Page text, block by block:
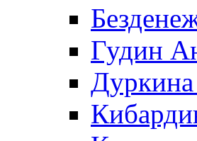
Гудин